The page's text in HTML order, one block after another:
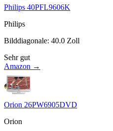
Philips 40PFL9606K
Philips
Bilddiagonale: 40.0 Zoll
Sehr gut
Amazon →
Orion 26PW6905DVD
Orion